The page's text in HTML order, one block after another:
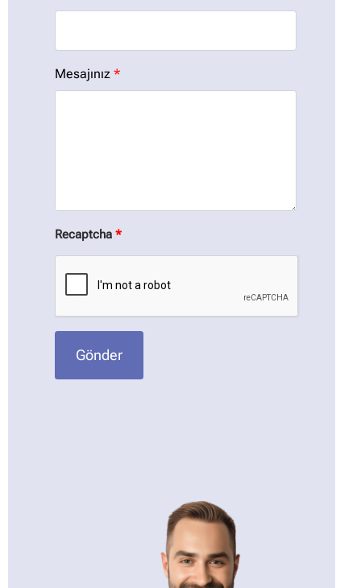
Mesajınız *
Recaptcha *
Gönder